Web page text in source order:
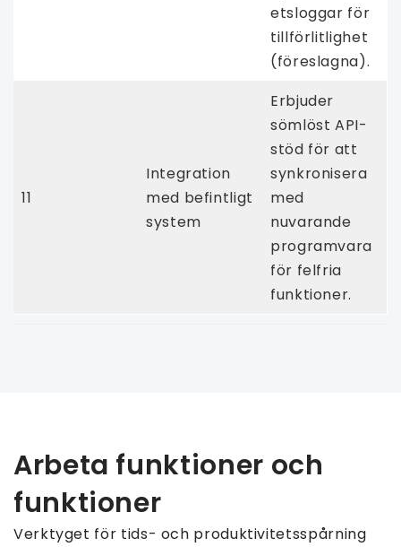
etsloggar för
tillförlitlighet
(föreslagna).
11
Integration
med befintligt
system
Erbjuder
sömlöst API-
stöd för att
synkronisera
med
nuvarande
programvara
för felfria
funktioner.
Arbeta funktioner och
funktioner
Verktyget för tids- och produktivitetsspårning